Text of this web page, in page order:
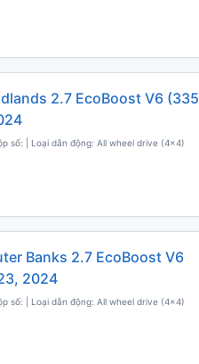
2.7 EcoBoost V6 (335
số: | Loại dẫn động: All wheel drive (4x4)
Banks 2.7 EcoBoost V6
2024
số: | Loại dẫn động: All wheel drive (4x4)